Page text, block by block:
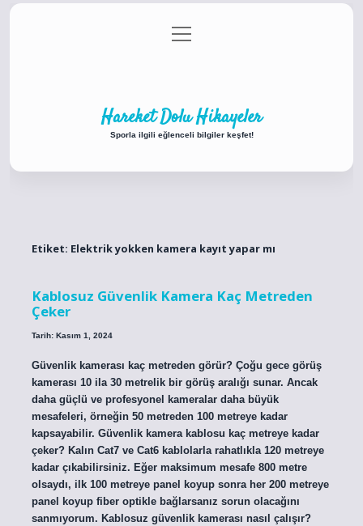
Gizlilik Politikası
menüyü
aç
Hareket Dolu Hikayeler
Sporla ilgili eğlenceli bilgiler keşfet!
Etiket: Elektrik yokken kamera kayıt yapar mı
Kablosuz Güvenlik Kamera Kaç Metreden
Çeker
Tarih: Kasım 1, 2024
Güvenlik kamerası kaç metreden görür? Çoğu gece görüş
kamerası 10 ila 30 metrelik bir görüş aralığı sunar. Ancak
daha güçlü ve profesyonel kameralar daha büyük
mesafeleri, örneğin 50 metreden 100 metreye kadar
kapsayabilir. Güvenlik kamera kablosu kaç metreye kadar
çeker? Kalın Cat7 ve Cat6 kablolarla rahatlıkla 120 metreye
kadar çıkabilirsiniz. Eğer maksimum mesafe 800 metre
olsaydı, ilk 100 metreye panel koyup sonra her 200 metreye
panel koyup fiber optikle bağlarsanız sorun olacağını
sanmıyorum. Kablosuz güvenlik kamerası nasıl çalışır?